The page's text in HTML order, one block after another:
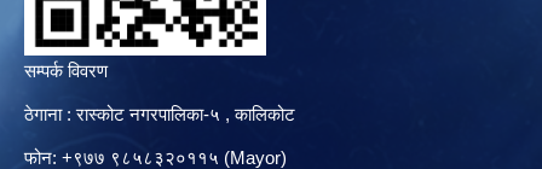
सम्पर्क विवरण
ठेगाना : रास्कोट नगरपालिका-५ , कालिकोट
फोन: +९७७ ९८५८३२०११५ (Mayor)